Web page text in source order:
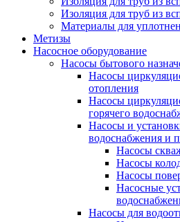
Изоляция для труб из
Материалы для
Метизы
Насосное оборудование
Насосы бытового
Насосы
отопления
Насосы
горячего
Насосы и
водоснабжения и
Насосы
Насосы
Насосы
Насосные
Насосы для